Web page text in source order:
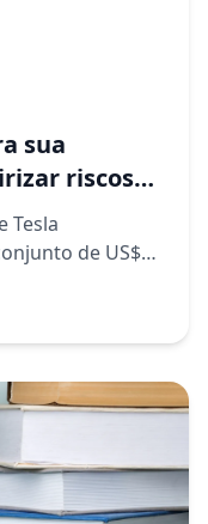
sua
riscos
Tesla
de US$
parecer